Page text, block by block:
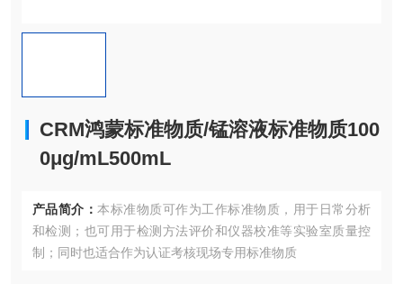
CRM鸿蒙标准物质/锰溶液标准物质100
0μg/mL500mL
产品简介： 本标准物质可作为工作标准物质，用于日常分析
和检测；也可用于检测方法评价和仪器校准等实验室质量控
制；同时也适合作为认证考核现场专用标准物质